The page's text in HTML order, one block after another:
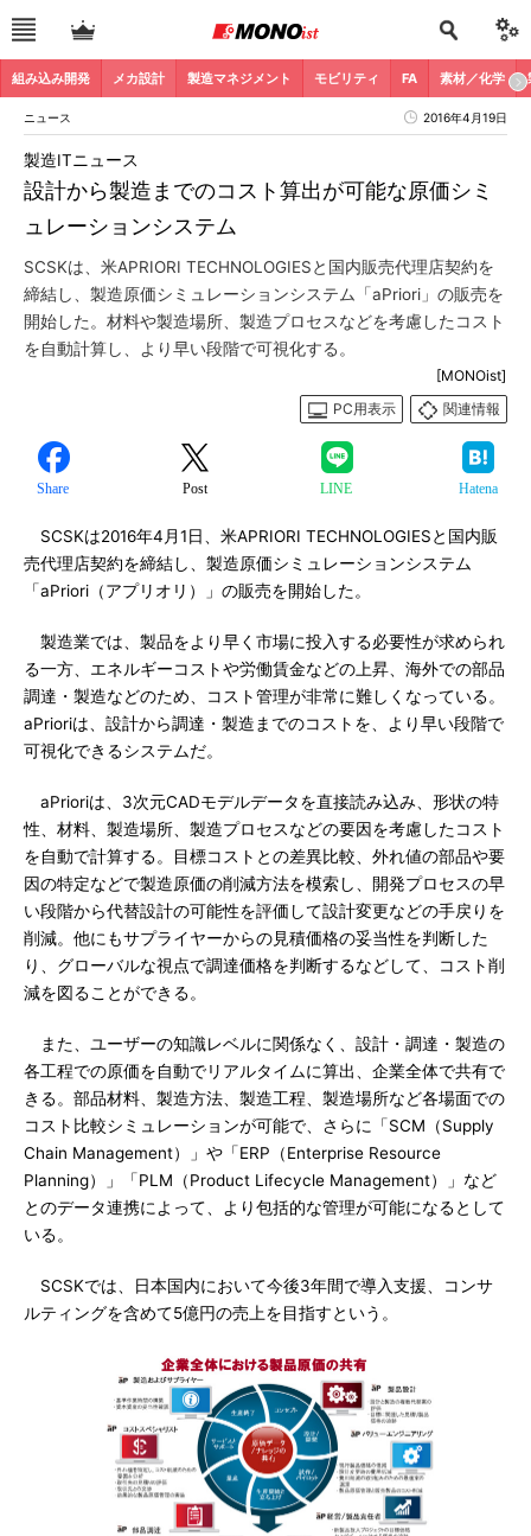
組み込み開発 メカ設計 製造マネジメント モビリティ FA 素材／化学
ニュース 2016年4月19日
設計から製造までのコスト算出が可能な原価シミ
ュレーションシステム
製造ITニュース
SCSKは、米APRIORI TECHNOLOGIESと国内販売代理店契約を
締結し、製造原価シミュレーションシステム「aPriori」の販売を
開始した。材料や製造場所、製造プロセスなどを考慮したコスト
を自動計算し、より早い段階で可視化する。
[MONOist]
PC用表示
関連情報
Share Post LINE Hatena
SCSKは2016年4月1日、米APRIORI TECHNOLOGIESと国内販
売代理店契約を締結し、製造原価シミュレーションシステム
「aPriori（アプリオリ）」の販売を開始した。
製造業では、製品をより早く市場に投入する必要性が求められ
る一方、エネルギーコストや労働賃金などの上昇、海外での部品
調達・製造などのため、コスト管理が非常に難しくなっている。
aPrioriは、設計から調達・製造までのコストを、より早い段階で
可視化できるシステムだ。
aPrioriは、3次元CADモデルデータを直接読み込み、形状の特
性、材料、製造場所、製造プロセスなどの要因を考慮したコスト
を自動で計算する。目標コストとの差異比較、外れ値の部品や要
因の特定などで製造原価の削減方法を模索し、開発プロセスの早
い段階から代替設計の可能性を評価して設計変更などの手戻りを
削減。他にもサプライヤーからの見積価格の妥当性を判断した
り、グローバルな視点で調達価格を判断するなどして、コスト削
減を図ることができる。
また、ユーザーの知識レベルに関係なく、設計・調達・製造の
各工程での原価を自動でリアルタイムに算出、企業全体で共有で
きる。部品材料、製造方法、製造工程、製造場所など各場面での
コスト比較シミュレーションが可能で、さらに「SCM（Supply
Chain Management）」や「ERP（Enterprise Resource
Planning）」「PLM（Product Lifecycle Management）」など
とのデータ連携によって、より包括的な管理が可能になるとして
いる。
SCSKでは、日本国内において今後3年間で導入支援、コンサ
ルティングを含めて5億円の売上を目指すという。